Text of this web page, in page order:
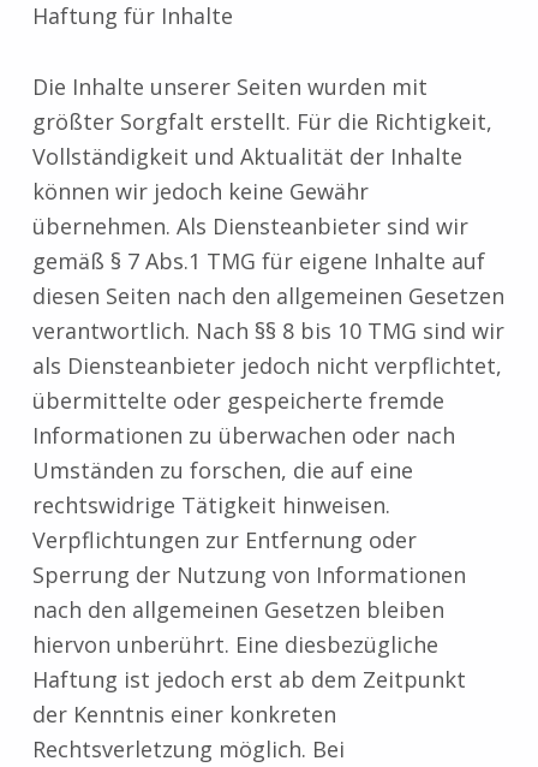
Haftung für Inhalte
Die Inhalte unserer Seiten wurden mit
größter Sorgfalt erstellt. Für die Richtigkeit,
Vollständigkeit und Aktualität der Inhalte
können wir jedoch keine Gewähr
übernehmen. Als Diensteanbieter sind wir
gemäß § 7 Abs.1 TMG für eigene Inhalte auf
diesen Seiten nach den allgemeinen Gesetzen
verantwortlich. Nach §§ 8 bis 10 TMG sind wir
als Diensteanbieter jedoch nicht verpflichtet,
übermittelte oder gespeicherte fremde
Informationen zu überwachen oder nach
Umständen zu forschen, die auf eine
rechtswidrige Tätigkeit hinweisen.
Verpflichtungen zur Entfernung oder
Sperrung der Nutzung von Informationen
nach den allgemeinen Gesetzen bleiben
hiervon unberührt. Eine diesbezügliche
Haftung ist jedoch erst ab dem Zeitpunkt
der Kenntnis einer konkreten
Rechtsverletzung möglich. Bei